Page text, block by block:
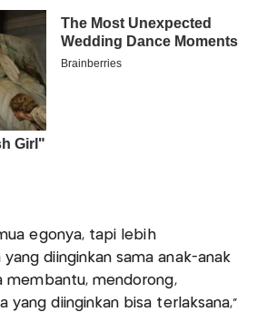
egonya, tapi lebih
diinginkan sama anak-anak
membantu, mendorong,
yang diinginkan bisa terlaksana,"